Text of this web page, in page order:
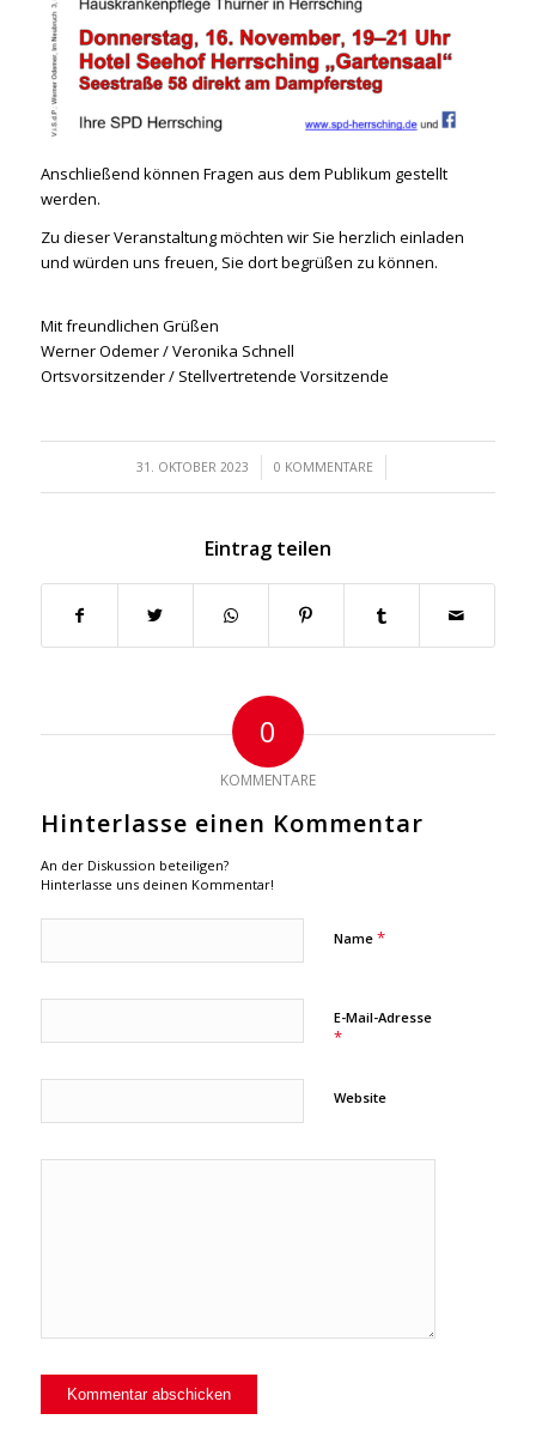
Anschließend können Fragen aus dem Publikum gestellt
werden.
Zu dieser Veranstaltung möchten wir Sie herzlich einladen
und würden uns freuen, Sie dort begrüßen zu können.
Mit freundlichen Grüßen
Werner Odemer / Veronika Schnell
Ortsvorsitzender / Stellvertretende Vorsitzende
31. OKTOBER 2023
/ 0 KOMMENTARE
/
Eintrag teilen
0
KOMMENTARE
Hinterlasse einen Kommentar
An der Diskussion beteiligen?
Hinterlasse uns deinen Kommentar!
Name *
E-Mail-Adresse
*
Website